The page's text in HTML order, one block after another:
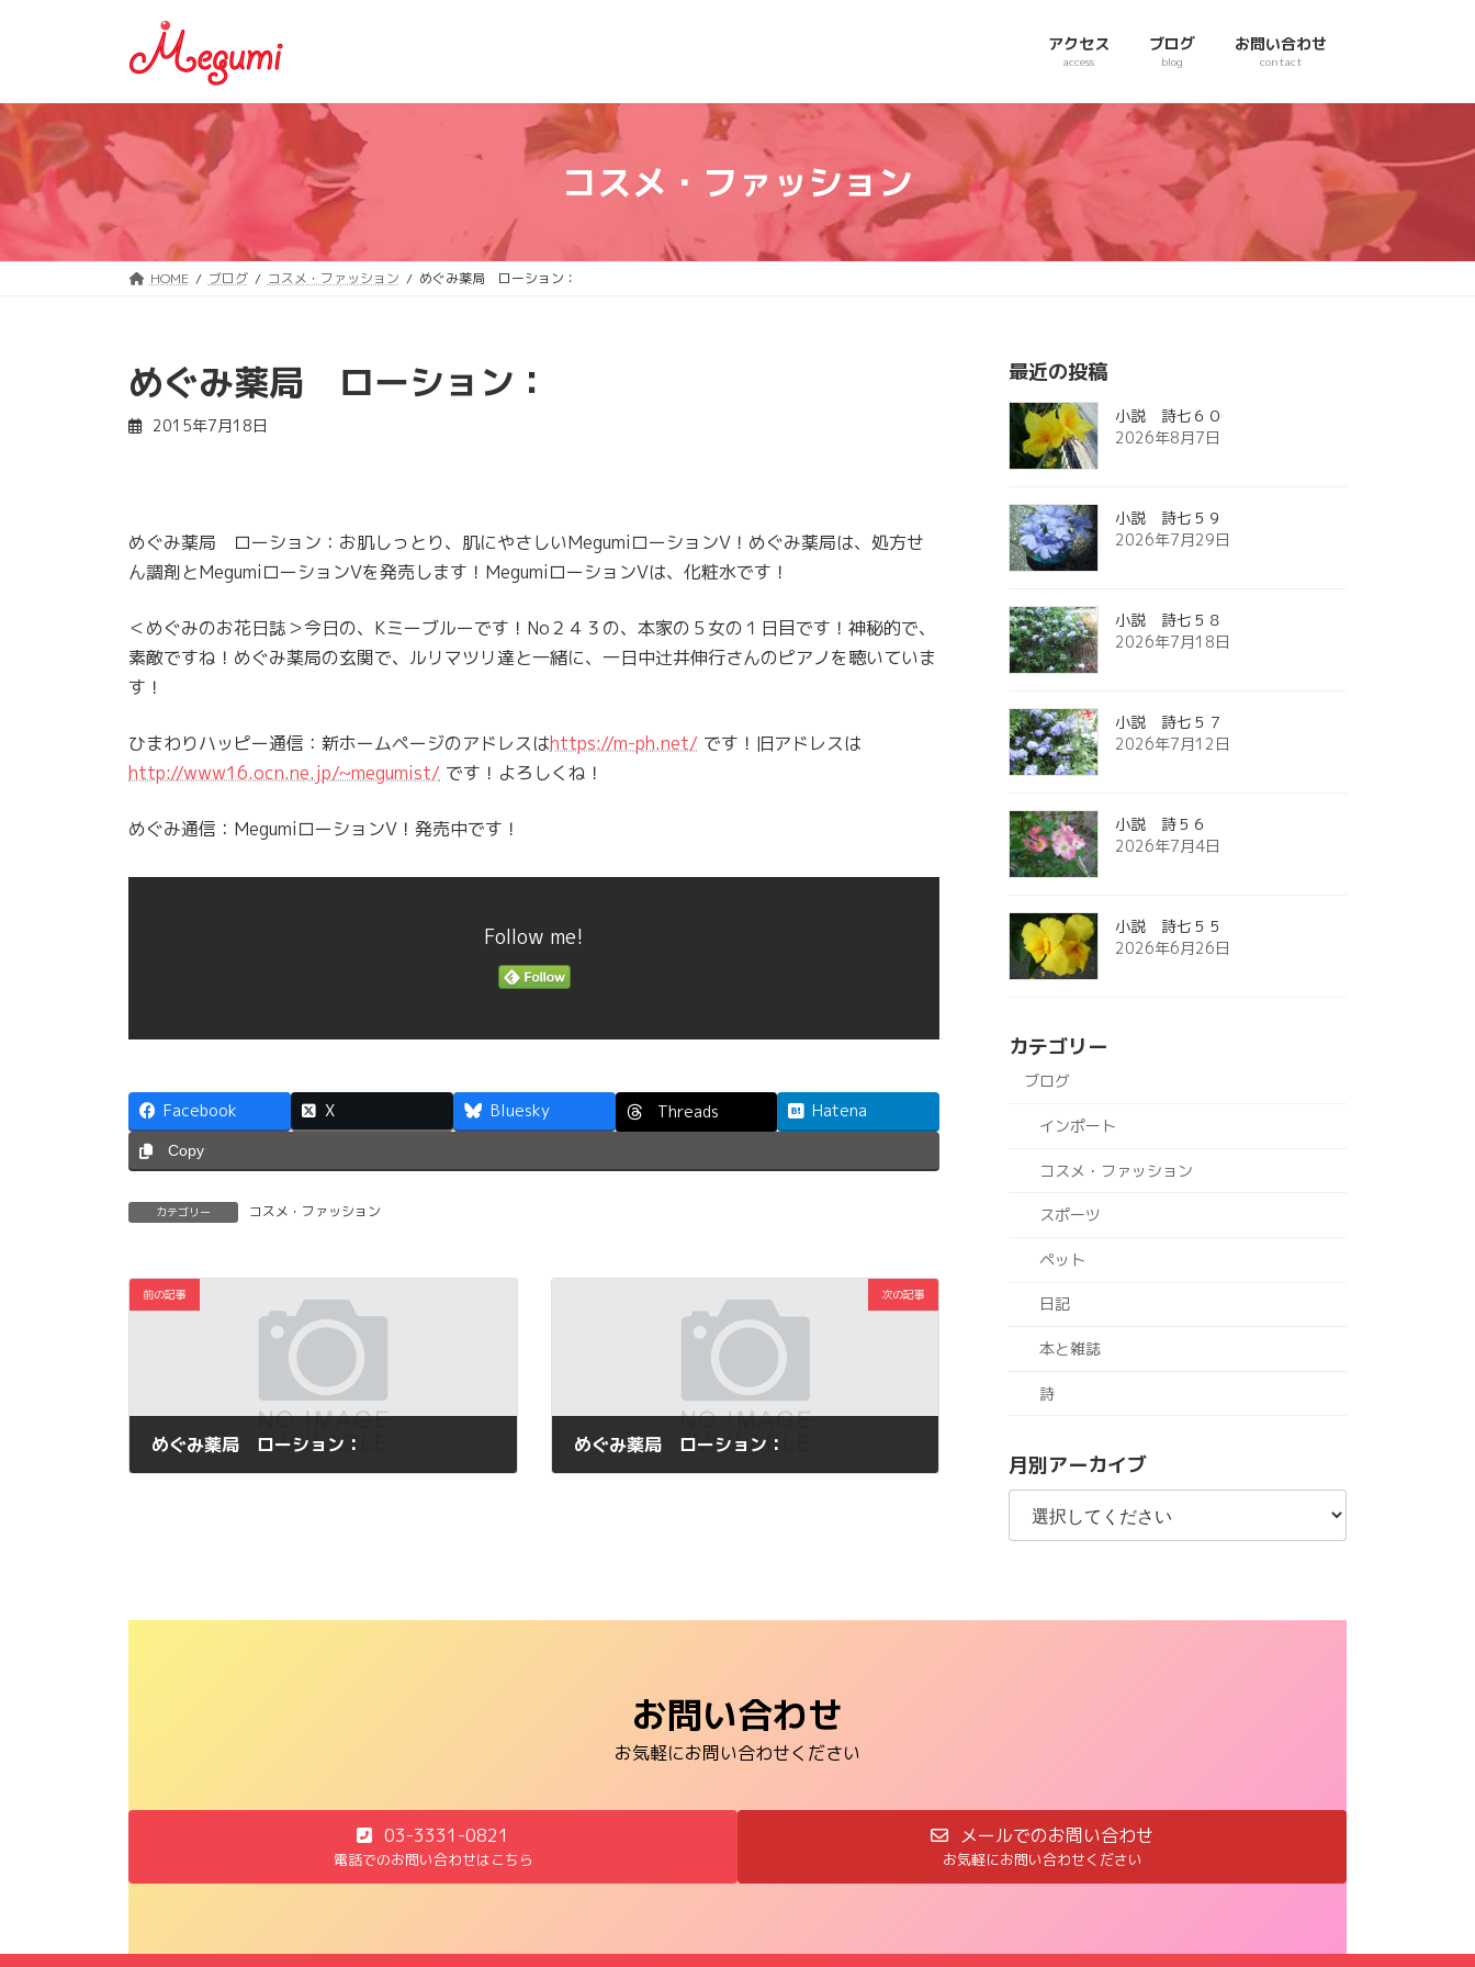
ツ
へ
ス
ッ
シ
ョ
ン
移
アクセス
access
ブログ
blog
お問い合わせ
contact
コスメ・ファッション
HOME ブログ コスメ・ファッション めぐみ薬局 ローション：
めぐみ薬局 ローション：
2015年7月18日
めぐみ薬局 ローション：お肌しっとり、肌にやさしいMegumiローションV！めぐみ薬局は、処方せ
ん調剤とMegumiローションVを発売します！MegumiローションVは、化粧水です！
＜めぐみのお花日誌＞今日の、Kミーブルーです！No２４３の、本家の５女の１日目です！神秘的で、
素敵ですね！めぐみ薬局の玄関で、ルリマツリ達と一緒に、一日中辻井伸行さんのピアノを聴いていま
す！
ひまわりハッピー通信：新ホームページのアドレスはhttps://m-ph.net/ です！旧アドレスは
http://www16.ocn.ne.jp/~megumist/ です！よろしくね！
めぐみ通信：MegumiローションV！発売中です！
Follow me!
Facebook X Bluesky Threads Hatena
Copy
カテゴリー コスメ・ファッション
前の記事
めぐみ薬局 ローション：
次の記事
めぐみ薬局 ローション：
最近の投稿
小説 詩七６０
2026年8月7日
小説 詩七５９
2026年7月29日
小説 詩七５８
2026年7月18日
小説 詩七５７
2026年7月12日
小説 詩５６
2026年7月4日
小説 詩七５５
2026年6月26日
カテゴリー
ブログ
インポート
コスメ・ファッション
スポーツ
ペット
日記
本と雑誌
詩
月別アーカイブ
お問い合わせ
お気軽にお問い合わせください
03-3331-0821
電話でのお問い合わせはこちら
メールでのお問い合わせ
お気軽にお問い合わせください